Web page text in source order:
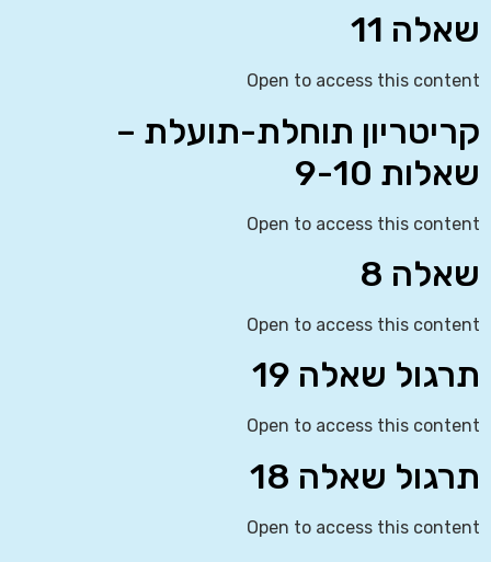
שאלה 11
Open to access this content
קריטריון תוחלת-תועלת –
שאלות 9-10
Open to access this content
שאלה 8
Open to access this content
תרגול שאלה 19
Open to access this content
תרגול שאלה 18
Open to access this content